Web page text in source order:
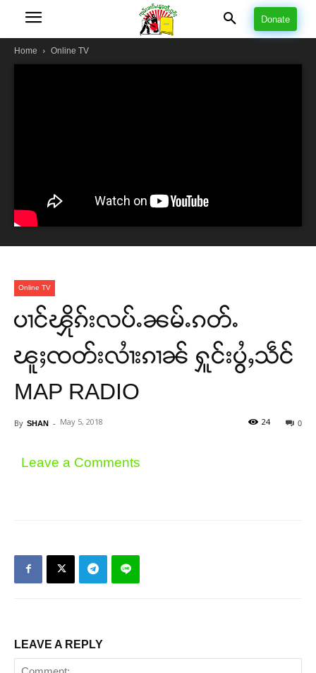
Donate
Home Online TV
Online TV
ပၢင်ၾိုၵ်းလပ်ႉၼမ်ႉၵတ်ႉ
ၽူႈၸတ်းလၢႆးၵၢၼ် ႁူင်းပွႆႇသဵင်
MAP RADIO
By SHAN - May 5, 2018 0
24
Leave a Comments
LEAVE A REPLY